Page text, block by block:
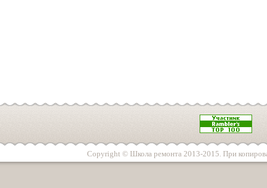
Copyright © Школа ремонта 2013-2015. При